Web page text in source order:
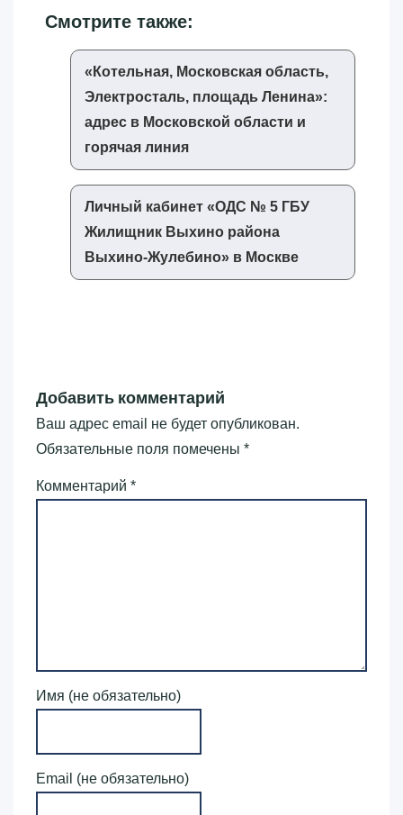
Смотрите также:
«‎Котельная, Московская область,
Электросталь, площадь Ленина»‎:
адрес в Московской области и
горячая линия
Личный кабинет «‎ОДС № 5 ГБУ
Жилищник Выхино района
Выхино-Жулебино»‎ в Москве
Добавить комментарий
Ваш адрес email не будет опубликован.
Обязательные поля помечены *
Комментарий *
Имя (не обязательно)
Email (не обязательно)